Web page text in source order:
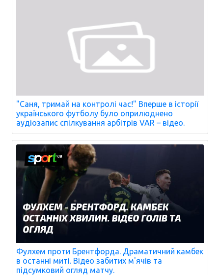
"Саня, тримай на контролі час!" Вперше в історії
українського футболу було оприлюднено
аудіозапис спілкування арбітрів VAR – відео.
Фулхем проти Брентфорда. Драматичний камбек
в останні миті. Відео забитих м'ячів та
підсумковий огляд матчу.